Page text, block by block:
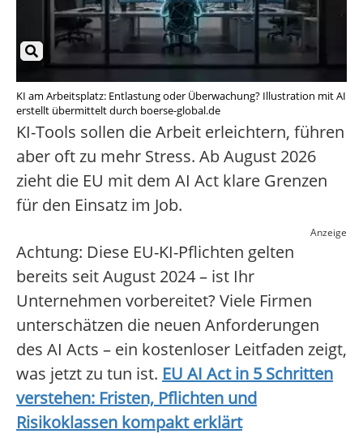
KI am Arbeitsplatz: Entlastung oder Überwachung? Illustration mit AI
erstellt übermittelt durch boerse-global.de
KI-Tools sollen die Arbeit erleichtern, führen
aber oft zu mehr Stress. Ab August 2026
zieht die EU mit dem AI Act klare Grenzen
für den Einsatz im Job.
Anzeige
Achtung: Diese EU-KI-Pflichten gelten
bereits seit August 2024 – ist Ihr
Unternehmen vorbereitet? Viele Firmen
unterschätzen die neuen Anforderungen
des AI Acts – ein kostenloser Leitfaden zeigt,
was jetzt zu tun ist. EU AI Act in 5 Schritten
verstehen: Fristen, Pflichten und
Risikoklassen kompakt erklärt